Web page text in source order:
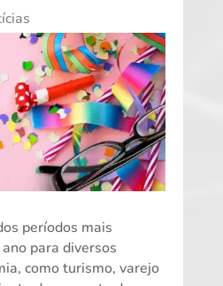
períodos mais
para diversos
como turismo, varejo